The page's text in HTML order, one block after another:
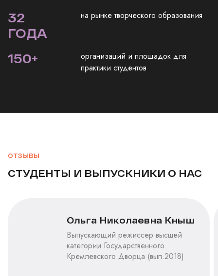
32
ГОДА
на рынке творческого образования
150+
организаций и площадок для
практики студентов
ОТЗЫВЫ
СТУДЕНТЫ И ВЫПУСКНИКИ О НАС
Ольга Николаевна Кныш
Выпускающий режиссер высшей
категории Государственного
Кремлевского Дворца (вып.2018)